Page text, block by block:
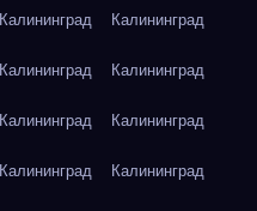
Калининград Калининград
Калининград Калининград
Калининград Калининград
Калининград Калининград